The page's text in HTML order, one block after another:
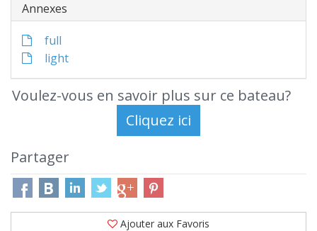
Annexes
full
light
Voulez-vous en savoir plus sur ce bateau?
Partager
Ajouter aux Favoris